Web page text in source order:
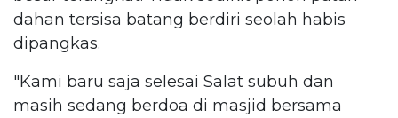
dahan tersisa batang berdiri seolah habis
dipangkas.
"Kami baru saja selesai Salat subuh dan
masih sedang berdoa di masjid bersama